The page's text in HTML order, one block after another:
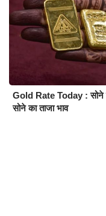
Gold Rate Today : सोने
सोने का ताजा भाव